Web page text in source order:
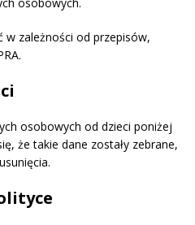
zależności od przepisów,
osobowych od dzieci poniżej
że takie dane zostały zebrane,